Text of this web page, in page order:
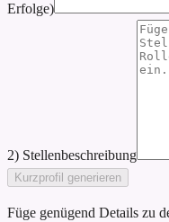
Erfolge)
2) Stellenbeschreibung
Kurzprofil generieren
Füge genügend Details zu